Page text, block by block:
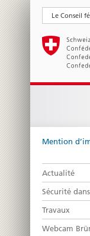
Le Conseil
Mention
Actualité
Sécurité
Travaux
Webcam